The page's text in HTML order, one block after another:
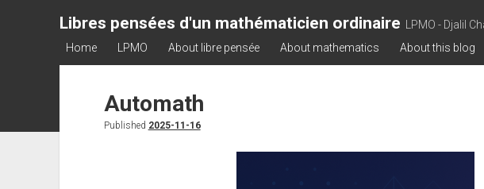
Libres pensées d'un mathématicien ordinaire
LPMO - Djalil
Home
LPMO About libre pensée About mathematics About this blog
Automath
Published 2025-11-16